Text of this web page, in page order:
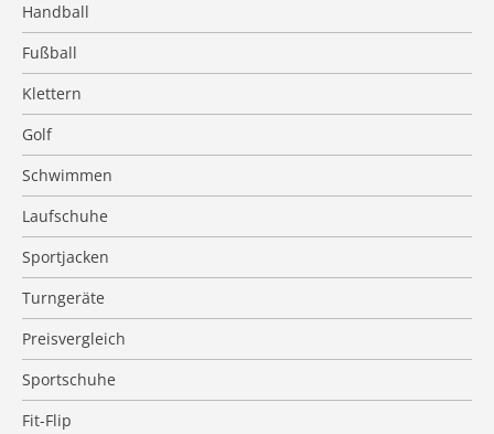
Handball
Fußball
Klettern
Golf
Schwimmen
Laufschuhe
Sportjacken
Turngeräte
Preisvergleich
Sportschuhe
Fit-Flip